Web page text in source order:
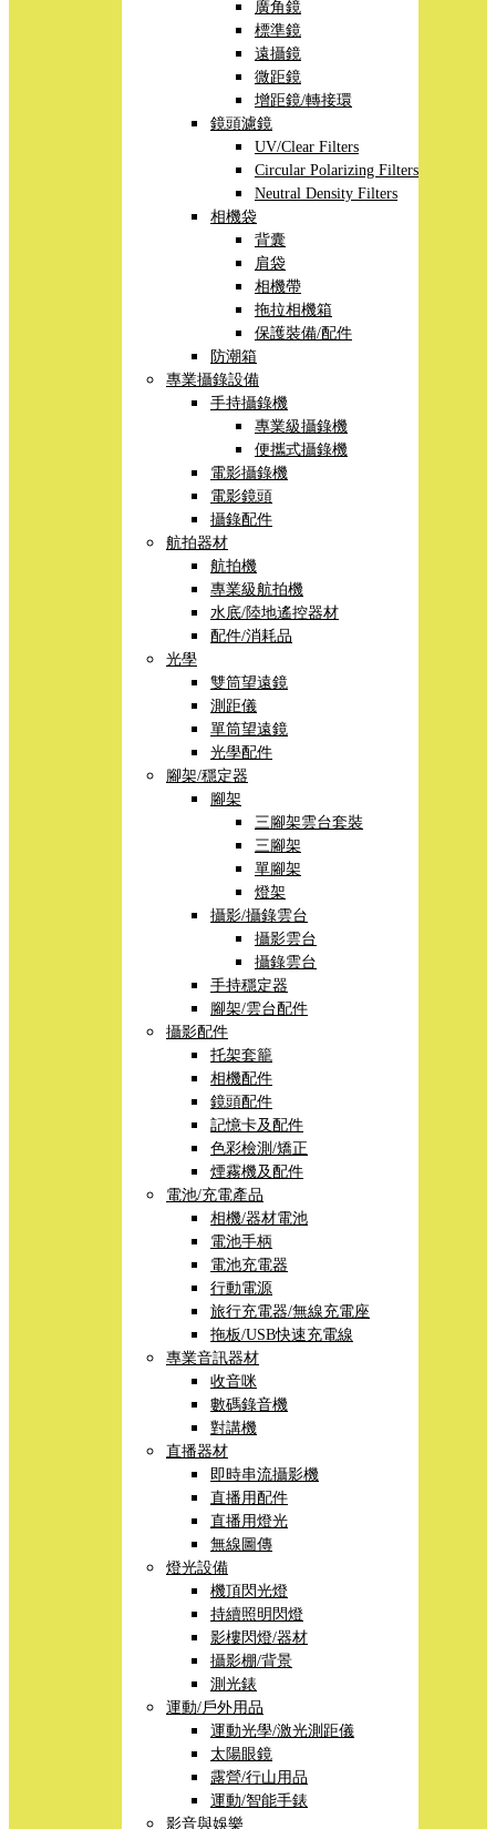
廣角鏡
標準鏡
遠攝鏡
微距鏡
增距鏡/轉接環
鏡頭濾鏡
UV/Clear Filters
Circular Polarizing Filters
Neutral Density Filters
相機袋
背囊
肩袋
相機帶
拖拉相機箱
保護裝備/配件
防潮箱
專業攝錄設備
手持攝錄機
專業級攝錄機
便攜式攝錄機
電影攝錄機
電影鏡頭
攝錄配件
航拍器材
航拍機
專業級航拍機
水底/陸地遙控器材
配件/消耗品
光學
雙筒望遠鏡
測距儀
單筒望遠鏡
光學配件
腳架/穩定器
腳架
三腳架雲台套裝
三腳架
單腳架
燈架
攝影/攝錄雲台
攝影雲台
攝錄雲台
手持穩定器
腳架/雲台配件
攝影配件
托架套籠
相機配件
鏡頭配件
記憶卡及配件
色彩檢測/矯正
煙霧機及配件
電池/充電產品
相機/器材電池
電池手柄
電池充電器
行動電源
旅行充電器/無線充電座
拖板/USB快速充電線
專業音訊器材
收音咪
數碼錄音機
對講機
直播器材
即時串流攝影機
直播用配件
直播用燈光
無線圖傳
燈光設備
機頂閃光燈
持續照明閃燈
影樓閃燈/器材
攝影棚/背景
測光錶
運動/戶外用品
運動光學/激光測距儀
太陽眼鏡
露營/行山用品
運動/智能手錶
影音與娛樂